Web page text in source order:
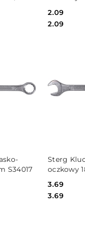
Cena:
2.09
Cena:
2.09
S34017
Sterg
oczkowy
Cena:
3.69
Cena:
3.69